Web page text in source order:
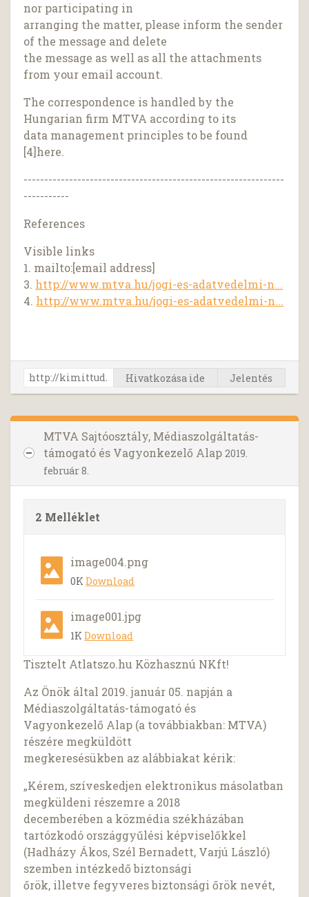
nor participating in
arranging the matter, please inform the sender
of the message and delete
the message as well as all the attachments
from your email account.
The correspondence is handled by the
Hungarian firm MTVA according to its
data management principles to be found
[4]here.
---------------------------------------------------------------
-----------
References
Visible links
1. mailto:[email address]
3. http://www.mtva.hu/jogi-es-adatvedelmi-n...
4. http://www.mtva.hu/jogi-es-adatvedelmi-n...
Hivatkozása ide Jelentés
MTVA Sajtóosztály, Médiaszolgáltatás-
támogató és Vagyonkezelő Alap 2019.
február 8.
2 Melléklet
image004.png
0KDownload
image001.jpg
1KDownload
Tisztelt Atlatszo.hu Közhasznú NKft!
Az Önök által 2019. január 05. napján a
Médiaszolgáltatás-támogató és
Vagyonkezelő Alap (a továbbiakban: MTVA)
részére megküldött
megkeresésükben az alábbiakat kérik:
„Kérem, szíveskedjen elektronikus másolatban
megküldeni részemre a 2018
decemberében a közmédia székházában
tartózkodó országgyűlési képviselőkkel
(Hadházy Ákos, Szél Bernadett, Varjú László)
szemben intézkedő biztonsági
őrök, illetve fegyveres biztonsági őrök nevét,